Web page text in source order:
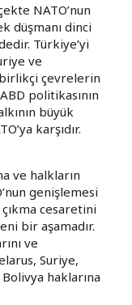
NATO’nun
düşmanı dinci
Türkiye’yi
ve
çevrelerin
politikasının
büyük
karşıdır.
ve halkların
genişlemesi
cesaretini
bir aşamadır.
ve
Suriye,
haklarına